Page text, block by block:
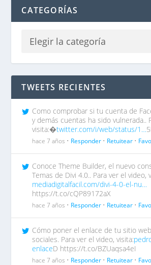
CATEGORÍAS
TWEETS RECIENTES
Como comprobar si tu cuenta de
y demás cuentas ha sido vulnerada..
visita:�twitter.com/i/web/status/1…
hace 7 años • Responder • Retuitear •
Conoce Theme Builder, el nuevo
Temas de Divi 4.0.. Para ver el video,
mediadigitalfacil.com/divi-4-0-el-nu…
https://t.co/cQP89172aX
hace 7 años • Responder • Retuitear •
Cómo poner el enlace de tu sitio
sociales. Para ver el video, visita:
enlaceD https://t.co/BZUaqsa4eI
hace 7 años • Responder • Retuitear •